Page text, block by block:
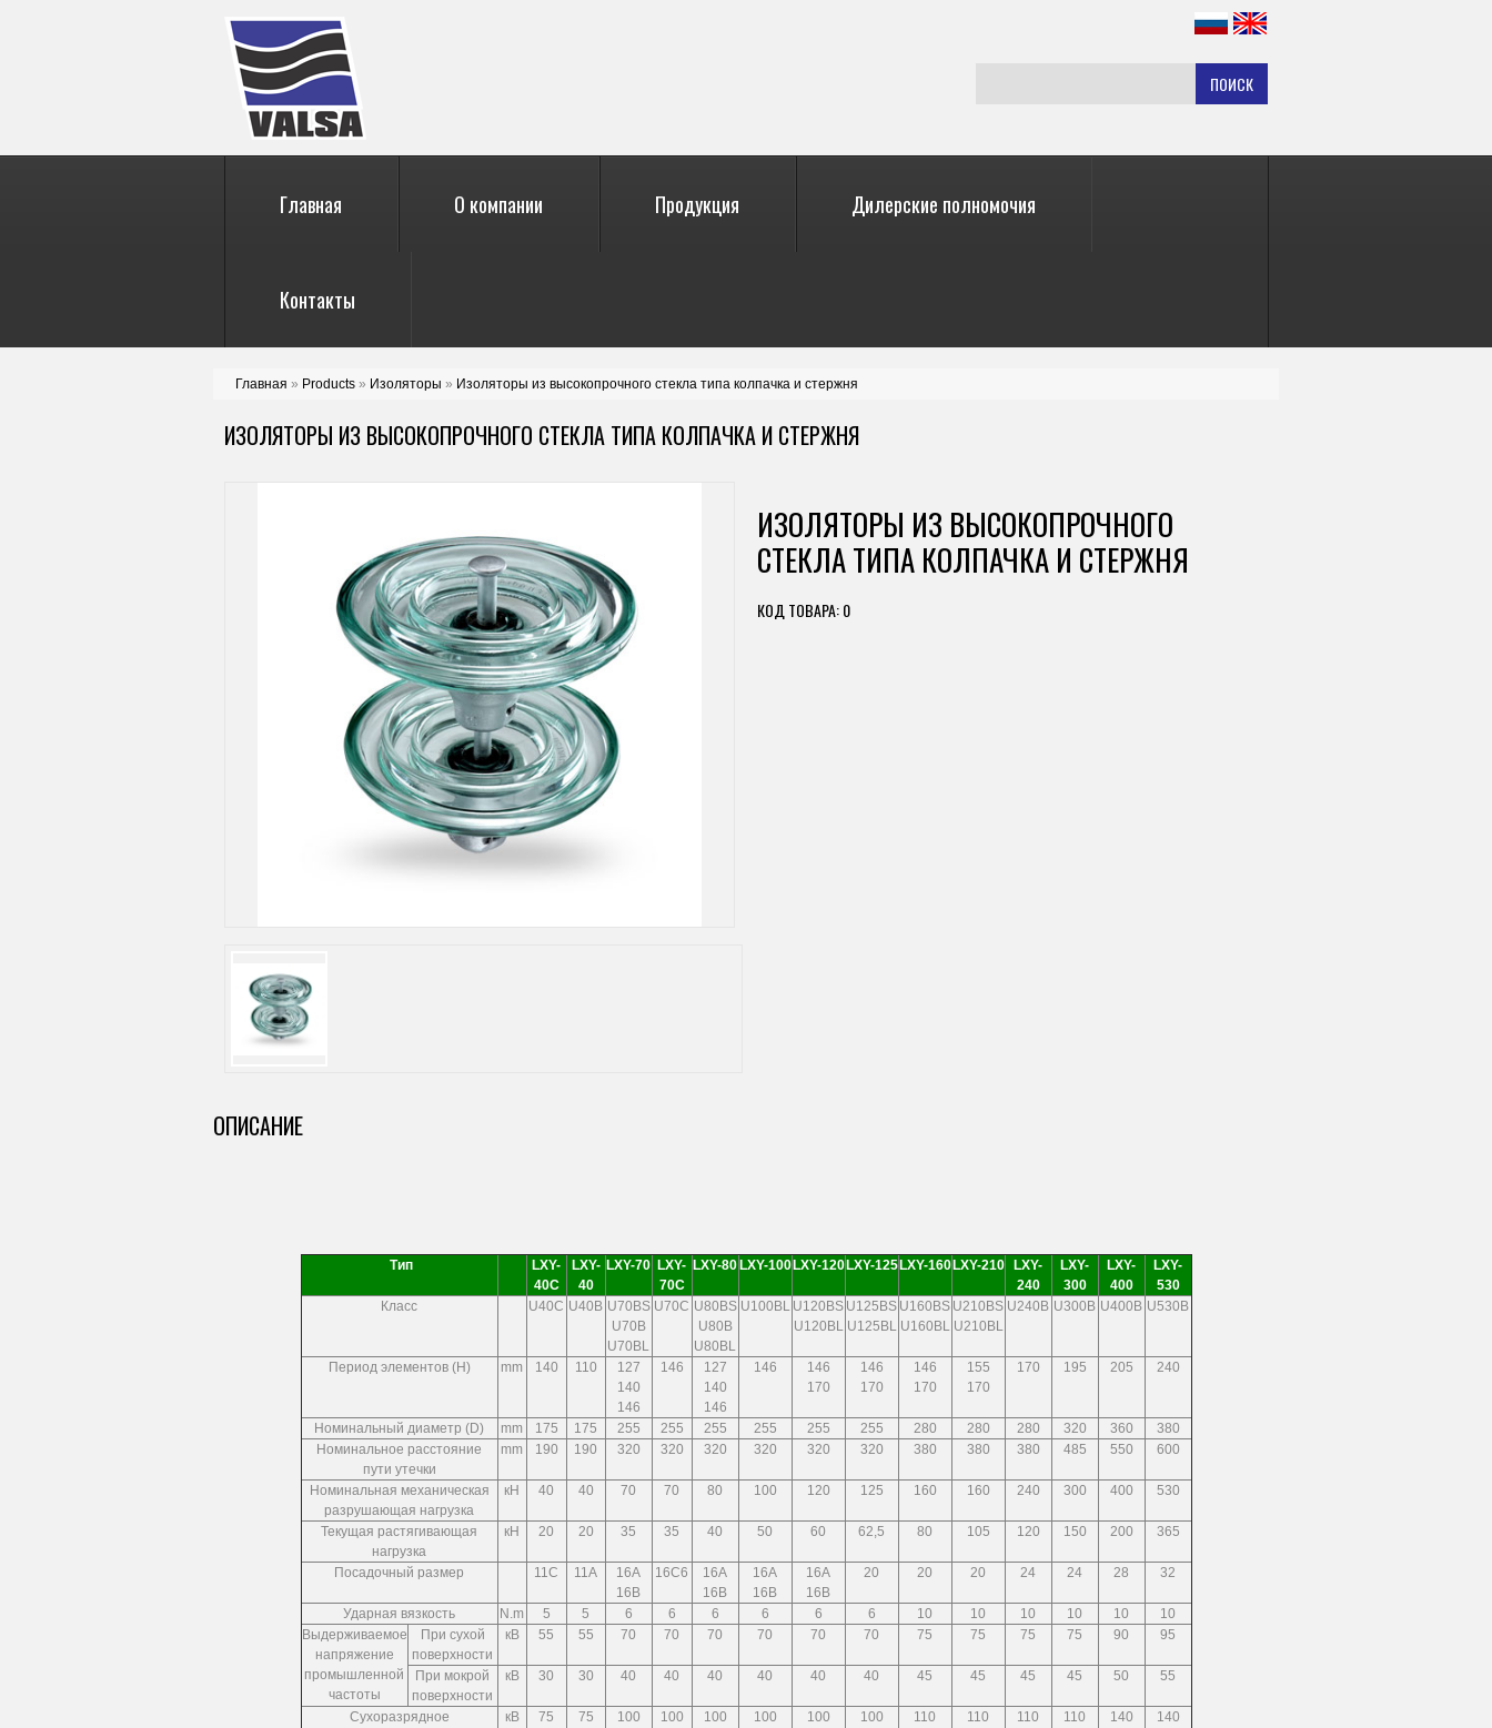
ПОИСК
Главная О компании Продукция Дилерские полномочия
Контакты
Главная » Products » Изоляторы » Изоляторы из высокопрочного стекла типа колпачка и стержня
ИЗОЛЯТОРЫ ИЗ ВЫСОКОПРОЧНОГО СТЕКЛА ТИПА КОЛПАЧКА И СТЕРЖНЯ
ИЗОЛЯТОРЫ ИЗ ВЫСОКОПРОЧНОГО
СТЕКЛА ТИПА КОЛПАЧКА И СТЕРЖНЯ
КОД ТОВАРА: 0
ОПИСАНИЕ
Тип
LXY-
40C
LXY-
40
LXY-70 LXY-
70C
LXY-80 LXY-100 LXY-120 LXY-125 LXY-160 LXY-210
LXY-
240
LXY-
300
LXY-
400
LXY-
530
Класс
U40C U40B U70BS
U70B
U70BL
U70C U80BS
U80B
U80BL
U100BL U120BS
U120BL
U125BS
U125BL
U160BS
U160BL
U210BS
U210BL
U240B U300B U400B U530B
Период элементов (Н) mm 140 110
127
140
146
146
127
140
146
146
146
170
146
170
146
170
155
170
170 195 205 240
Номинальный диаметр (D) mm 175 175 255 255 255 255 255 255 280 280 280 320 360
380
Номинальное расстояние
пути утечки
mm 190 190 320 320 320 320 320 320 380 380 380 485 550 600
Номинальная механическая
разрушающая нагрузка
кН 40 40 70 70 80 100 120 125 160 160 240 300 400 530
Текущая растягивающая
нагрузка
кН 20 20 35 35 40 50 60 62,5 80 105 120 150 200 365
Посадочный размер 11C 11A
16A
16B
16C6
16A
16B
16A
16B
16A
16B
20 20 20 24 24 28 32
Ударная вязкость N.m 5 5 6 6 6 6 6 6 10 10 10 10 10
10
Выдерживаемое
напряжение
промышленной
частоты
При сухой
поверхности
кВ 55 55 70 70 70 70 70 70 75 75 75 75 90 95
При мокрой
поверхности
кВ 30 30 40 40 40 40 40 40 45 45 45 45 50 55
Сухоразрядное
кВ 75 75 100 100 100 100 100 100 110 110 110 110 140 140